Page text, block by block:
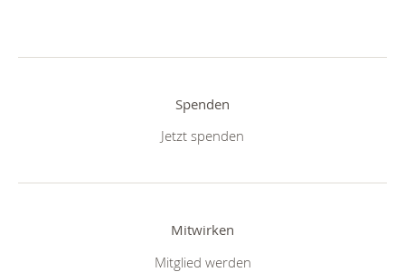
Spenden
Jetzt spenden
Mitwirken
Mitglied werden